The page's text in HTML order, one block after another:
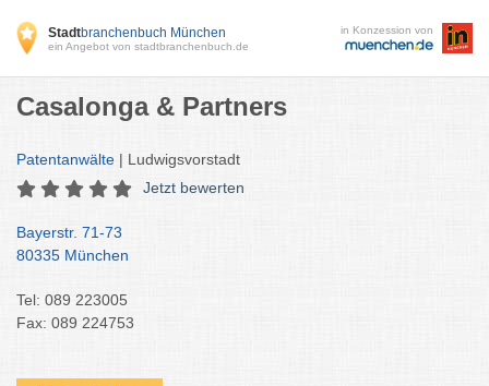
Stadtbranchenbuch München
ein Angebot von stadtbranchenbuch.de
in Konzession von
Casalonga & Partners
Patentanwälte | Ludwigsvorstadt
Jetzt bewerten
Bayerstr. 71-73
80335 München
Tel: 089 223005
Fax: 089 224753